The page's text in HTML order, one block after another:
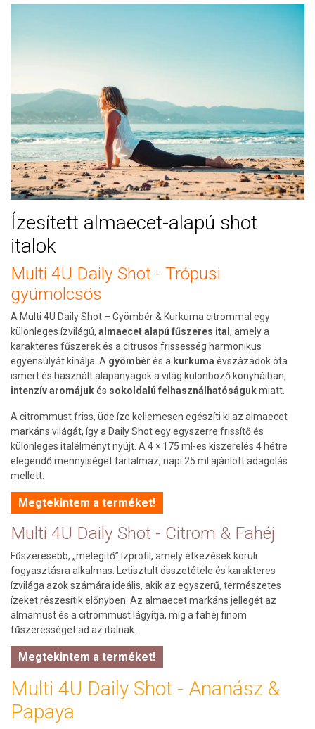
Ízesített almaecet-alapú shot
italok
Multi 4U Daily Shot - Trópusi
gyümölcsös
A Multi 4U Daily Shot – Gyömbér & Kurkuma citrommal egy
különleges ízvilágú, almaecet alapú fűszeres ital , amely a
karakteres fűszerek és a citrusos frissesség harmonikus
egyensúlyát kínálja. A gyömbér és a kurkuma évszázadok óta
ismert és használt alapanyagok a világ különböző konyháiban,
intenzív aromájukés sokoldalú felhasználhatóságukmiatt.
A citrommust friss, üde íze kellemesen egészíti ki az almaecet
markáns világát, így a Daily Shot egy egyszerre frissítő és
különleges italélményt nyújt. A 4 × 175 ml-es kiszerelés 4 hétre
elegendő mennyiséget tartalmaz, napi 25 ml ajánlott adagolás
mellett.
Megtekintem a terméket!
Multi 4U Daily Shot - Citrom & Fahéj
Fűszeresebb, „melegítő” ízprofil, amely étkezések körüli
fogyasztásra alkalmas. Letisztult összetétele és karakteres
ízvilága azok számára ideális, akik az egyszerű, természetes
ízeket részesítik előnyben. Az almaecet markáns jellegét az
almamust és a citrommust lágyítja, míg a fahéj finom
fűszerességet ad az italnak.
Megtekintem a terméket!
Multi 4U Daily Shot - Ananász &
Papaya